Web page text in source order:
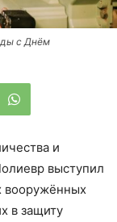
с Днём
и
выступил
вооружённых
в защиту